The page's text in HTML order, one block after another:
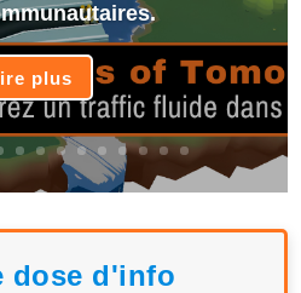
plus
d'info